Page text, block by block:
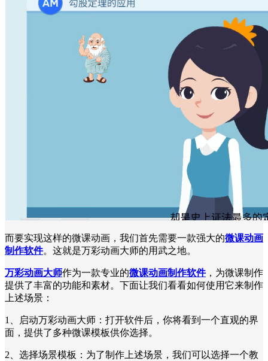
而要实现这样的微课动画，我们首先需要一款强大的微课动画
制作软件。这就是万彩动画大师的用武之地。
万彩动画大师作为一款专业的微课动画制作软件，为微课制作
提供了丰富的功能和素材。下面让我们看看如何使用它来制作
上述场景：
1、启动万彩动画大师：打开软件后，你将看到一个直观的界
面，提供了多种微课模板供你选择。
2、选择场景模板：为了制作上述场景，我们可以选择一个教